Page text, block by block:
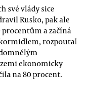
své vlády sice
Rusko, pak ale
a začíná
rozpoutal
ekonomicky
na 80 procent.